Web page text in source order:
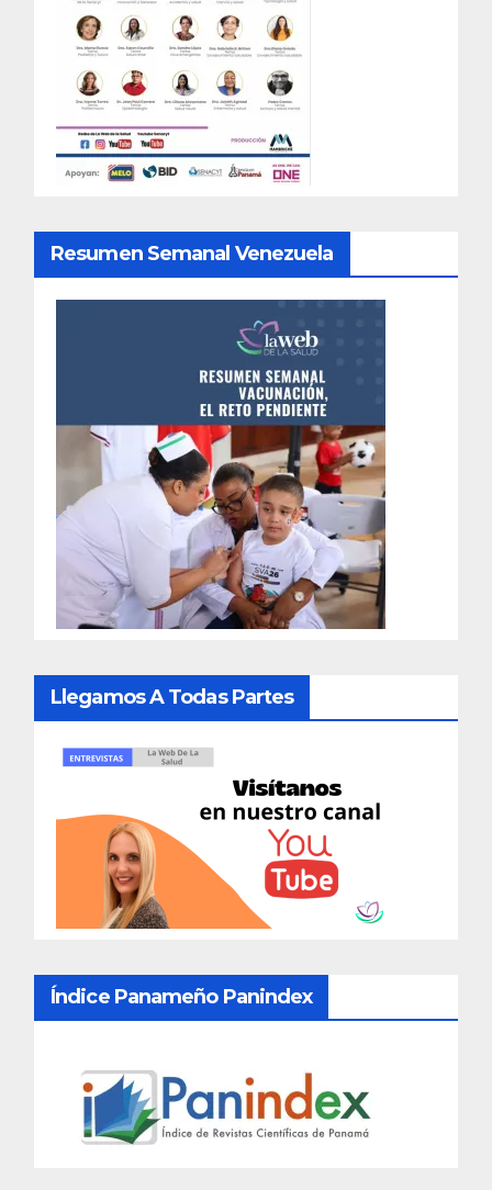
Resumen Semanal Venezuela
Llegamos A Todas Partes
Índice Panameño Panindex